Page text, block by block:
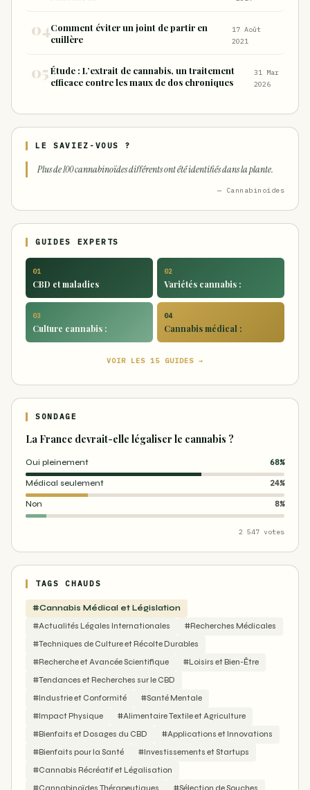
Comment éviter un joint de partir en
cuillère
17 Août
2021
Étude : L’extrait de cannabis, un traitement
efficace contre les maux de dos chroniques
31 Mar
2026
LE SAVIEZ-VOUS ?
Plus de 100 cannabinoïdes différents ont été identifiés dans la plante.
— Cannabinoïdes
GUIDES EXPERTS
01
CBD et maladies
02
Variétés cannabis :
03
Culture cannabis :
04
Cannabis médical :
VOIR LES 15 GUIDES →
SONDAGE
La France devrait-elle légaliser le cannabis ?
Oui pleinement 68%
Médical seulement 24%
Non 8%
2 547 votes
TAGS CHAUDS
#Cannabis Médical et Législation
#Actualités Légales Internationales
#Recherches Médicales
#Techniques de Culture et Récolte Durables
#Recherche et Avancée Scientifique
#Loisirs et Bien-Être
#Tendances et Recherches sur le CBD
#Industrie et Conformité
#Santé Mentale
#Impact Physique
#Alimentaire Textile et Agriculture
#Bienfaits et Dosages du CBD
#Applications et Innovations
#Bienfaits pour la Santé
#Investissements et Startups
#Cannabis Récréatif et Légalisation